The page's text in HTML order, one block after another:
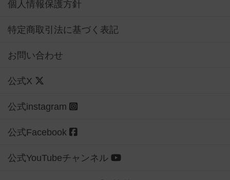
個人情報保護方針
特定商取引法に基づく表記
お問い合わせ
公式X
公式instagram
公式Facebook
公式YouTubeチャンネル